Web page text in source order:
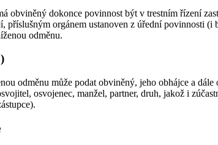
obviněný dokonce povinnost být v trestním řízení
orgánem ustanoven z úřední povinnosti (i
odměnu.
odměnu může podat obviněný, jeho obhájce a
osvojenec, manžel, partner, druh, jakož i